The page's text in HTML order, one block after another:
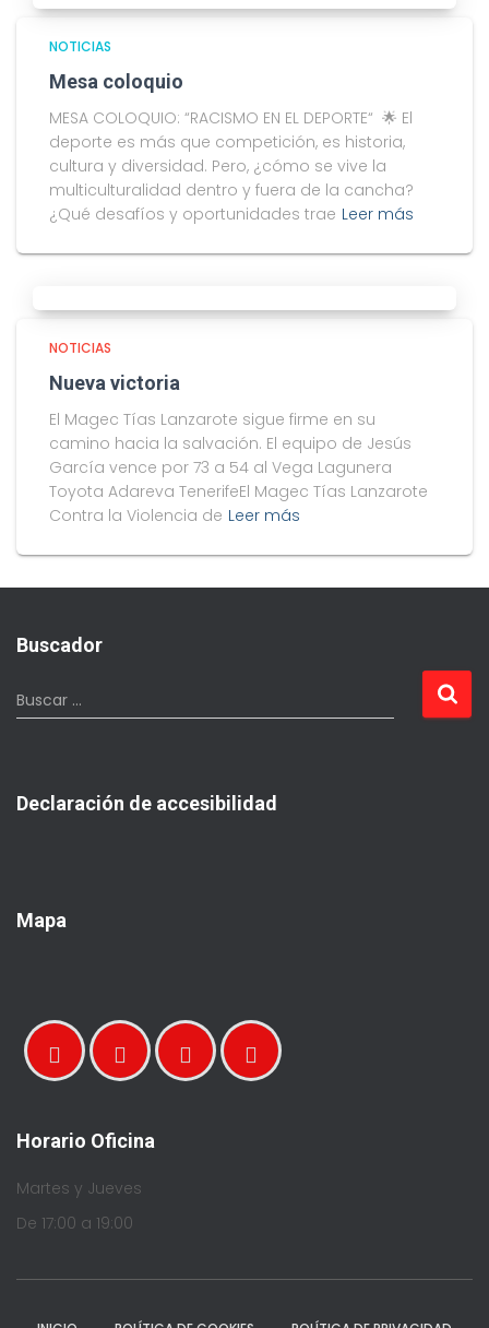
NOTICIAS
Mesa coloquio
MESA COLOQUIO: “RACISMO EN EL DEPORTE“ 🌟 El
deporte es más que competición, es historia,
cultura y diversidad. Pero, ¿cómo se vive la
multiculturalidad dentro y fuera de la cancha?
¿Qué desafíos y oportunidades trae Leer más
NOTICIAS
Nueva victoria
El Magec Tías Lanzarote sigue firme en su
camino hacia la salvación. El equipo de Jesús
García vence por 73 a 54 al Vega Lagunera
Toyota Adareva TenerifeEl Magec Tías Lanzarote
Contra la Violencia de Leer más
Buscador
Buscar …
Declaración de accesibilidad
Mapa
Horario Oficina
Martes y Jueves
De 17:00 a 19:00